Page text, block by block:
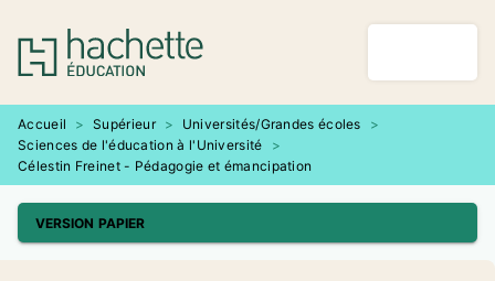
MENU RECHERCHE
PIED DE PAGE
Accueil > Supérieur > Universités/Grandes écoles
>
Sciences de l'éducation à l'Université
>
Célestin Freinet - Pédagogie et émancipation
VERSION PAPIER